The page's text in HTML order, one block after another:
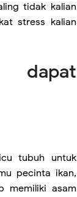
tidak kalian
stress kalian
tubuh untuk
pecinta ikan,
memiliki asam